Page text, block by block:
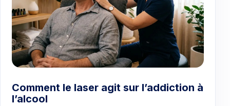
Comment le laser agit sur l’addiction à
l’alcool